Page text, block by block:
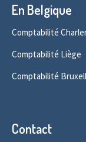
En Belgique
Comptabilité
Comptabilité Liège
Comptabilité
Contact